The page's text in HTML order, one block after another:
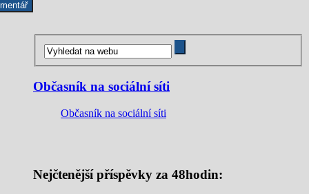
Občasník na sociální síti
Občasník na sociální síti
Nejčtenější příspěvky za 48hodin: